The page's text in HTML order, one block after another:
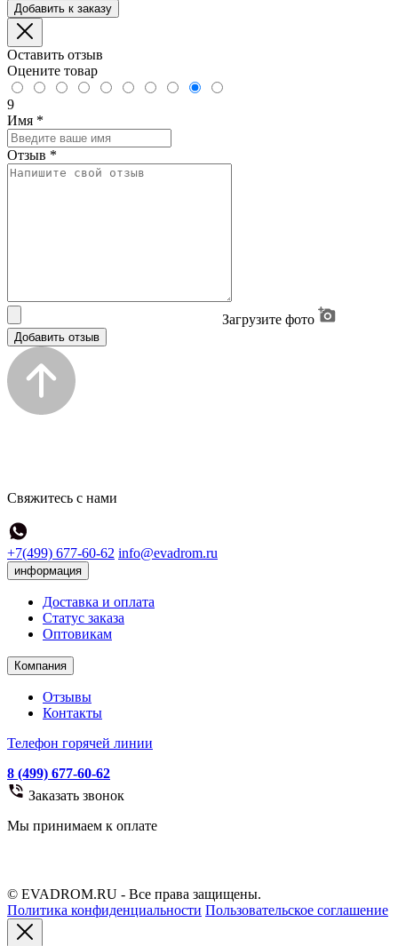
Добавить к заказу
Оставить отзыв
Оцените товар
9
Имя *
Отзыв *
Загрузите фото
Добавить отзыв
Свяжитесь с нами
+7(499) 677-60-62 info@evadrom.ru
информация
Доставка и оплата
Статус заказа
Оптовикам
Компания
Отзывы
Контакты
Телефон горячей линии
8 (499) 677-60-62
Заказать звонок
Мы принимаем к оплате
© EVADROM.RU - Все права защищены.
Политика конфиденциальности Пользовательское соглашение